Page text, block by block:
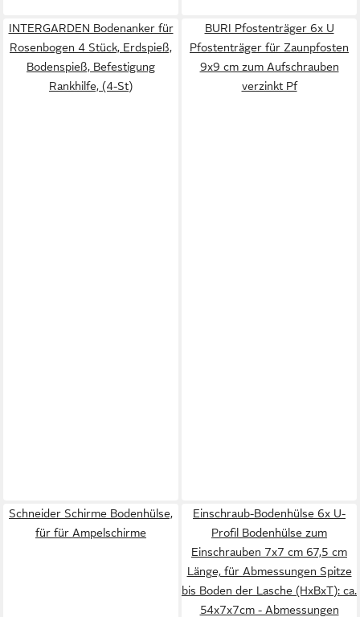
INTERGARDEN Bodenanker für
Rosenbogen 4 Stück, Erdspieß,
Bodenspieß, Befestigung
Rankhilfe, (4-St)
BURI Pfostenträger 6x U
Pfostenträger für Zaunpfosten
9x9 cm zum Aufschrauben
verzinkt Pf
Schneider Schirme Bodenhülse,
für für Ampelschirme
Einschraub-Bodenhülse 6x U-
Profil Bodenhülse zum
Einschrauben 7x7 cm 67,5 cm
Länge, für Abmessungen Spitze
bis Boden der Lasche (HxBxT): ca.
54x7x7cm - Abmessungen